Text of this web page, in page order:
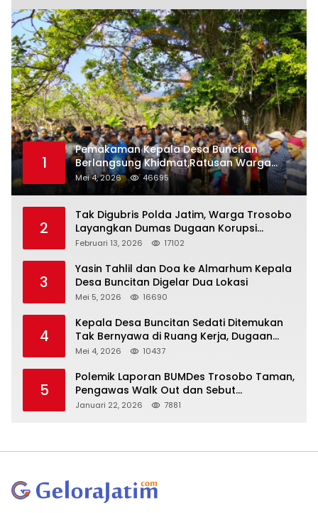
1
Pemakaman Kepala Desa Buncitan
Berlangsung Khidmat,Ratusan Warga
Larut Dalam Duka Yang Mendalam
Mei 4, 2026 46695
2
Tak Digubris Polda Jatim, Warga Trosobo
Layangkan Dumas Dugaan Korupsi
Oknum DPRD Sidoarjo ke Kapolri
Februari 13, 2026 17102
3
Yasin Tahlil dan Doa ke Almarhum Kepala
Desa Buncitan Digelar Dua Lokasi
Mei 5, 2026 16690
4
Kepala Desa Buncitan Sedati Ditemukan
Tak Bernyawa di Ruang Kerja, Dugaan
Bunuh Diri Menguat
Mei 4, 2026 10437
5
Polemik Laporan BUMDes Trosobo Taman,
Pengawas Walk Out dan Sebut
Kejanggalan
Januari 22, 2026 7881